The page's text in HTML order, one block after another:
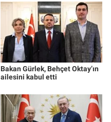
Bakan Gürlek, Behçet Oktay’ın
ailesini kabul etti